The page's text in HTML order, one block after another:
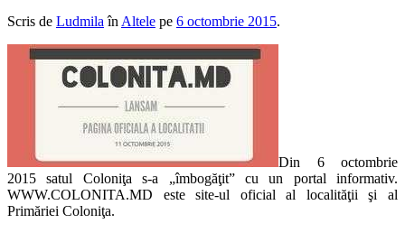
Scris de Ludmila în Altele pe 6 octombrie 2015.
Din 6 octombrie
2015 satul Coloniţa s-a „îmbogăţit” cu un portal informativ.
WWW.COLONITA.MD este site-ul oficial al localităţii şi al
Primăriei Coloniţa.